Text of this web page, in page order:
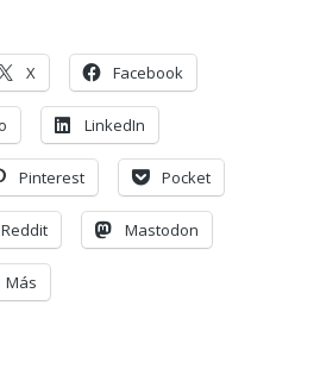
X Facebook
LinkedIn
Pinterest Pocket
Reddit Mastodon
Más